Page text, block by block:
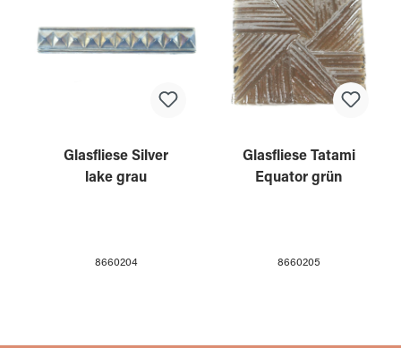
Glasfliese Silver
lake grau
8660204
Glasfliese Tatami
Equator grün
8660205